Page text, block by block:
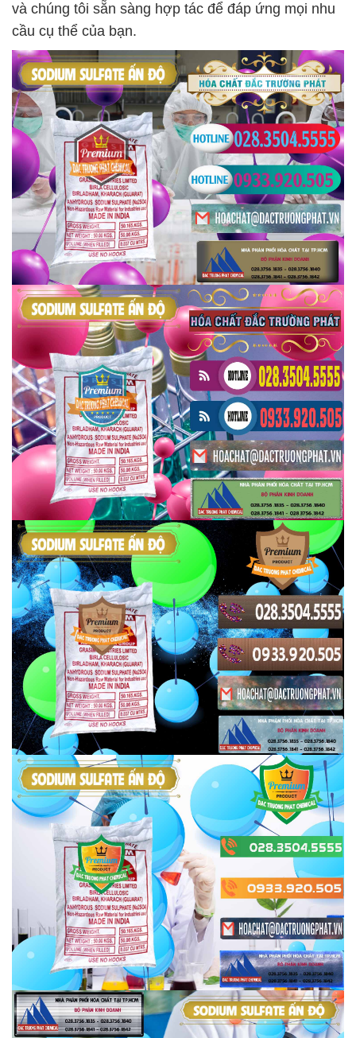
và chúng tôi sẵn sàng hợp tác để đáp ứng mọi nhu
cầu cụ thể của bạn.